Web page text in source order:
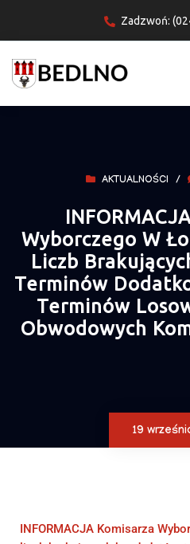
Zadzwoń:
AKTUALNOŚCI /
Wyborczego W
Liczb
Terminów
Terminów
Obwodowych
19
INFORMACJA Komisarza